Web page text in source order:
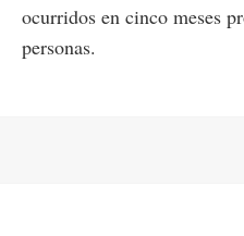
ocurridos en cinco meses
personas.